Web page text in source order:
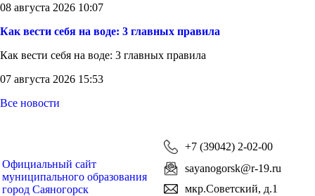
08 августа 2026 10:07
Как вести себя на воде: 3 главных правила
Как вести себя на воде: 3 главных правила
07 августа 2026 15:53
Все новости
Официальный сайт
муниципального образования
город Саяногорск
+7 (39042) 2-02-00
sayanogorsk@r-19.ru
мкр.Советский, д.1